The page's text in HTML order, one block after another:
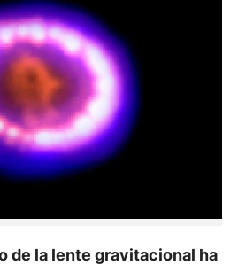
de la lente gravitacional ha